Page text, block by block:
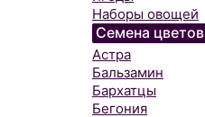
Наборы овощей
Семена цветов
Астра
Бальзамин
Бархатцы
Бегония